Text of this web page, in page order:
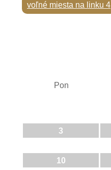
voľné miesta na linku 4
Pon
3
10